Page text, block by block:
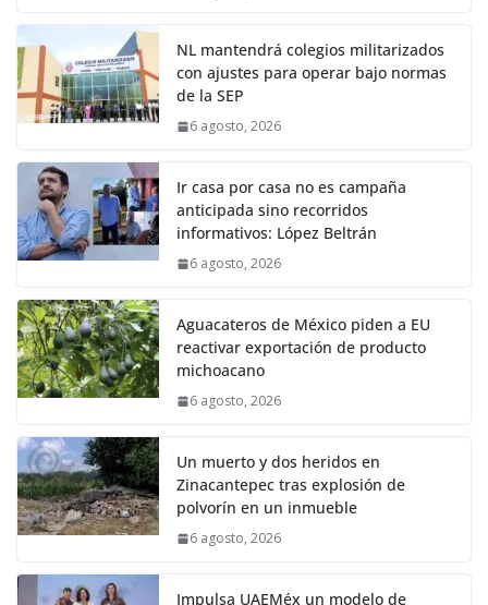
NL mantendrá colegios militarizados
con ajustes para operar bajo normas
de la SEP
6 agosto, 2026
Ir casa por casa no es campaña
anticipada sino recorridos
informativos: López Beltrán
6 agosto, 2026
Aguacateros de México piden a EU
reactivar exportación de producto
michoacano
6 agosto, 2026
Un muerto y dos heridos en
Zinacantepec tras explosión de
polvorín en un inmueble
6 agosto, 2026
Impulsa UAEMéx un modelo de